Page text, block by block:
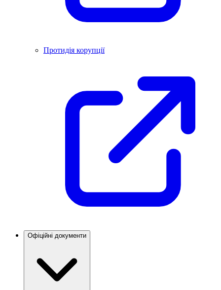
Протидія корупції
Офіційні документи